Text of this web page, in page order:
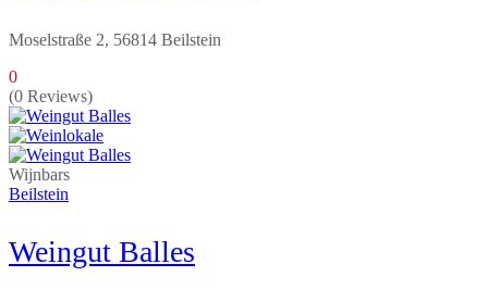
Moselstraße 2, 56814 Beilstein
0
(0 Reviews)
Wijnbars
Beilstein
Weingut Balles